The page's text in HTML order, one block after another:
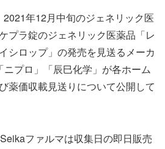
年12月中旬のジェネリック医
プラ錠のジェネリック医薬品「レ
シロップ」の発売を見送るメーカ
プロ」「辰巳化学」が各ホーム
薬価収載見送りについて公開して
ファルマは収集日の即日販売